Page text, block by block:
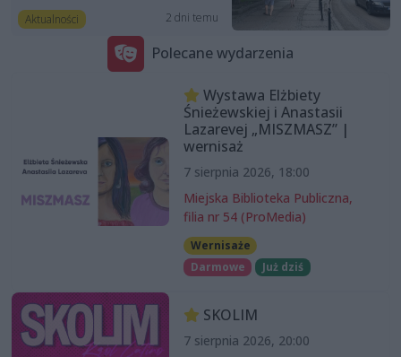
Aktualności 2 dni temu
Polecane wydarzenia
Wystawa Elżbiety
Śnieżewskiej i Anastasii
Lazarevej „MISZMASZ” |
wernisaż
7 sierpnia 2026, 18:00
Miejska Biblioteka Publiczna,
filia nr 54 (ProMedia)
Wernisaże
Darmowe
Już dziś
SKOLIM
7 sierpnia 2026, 20:00